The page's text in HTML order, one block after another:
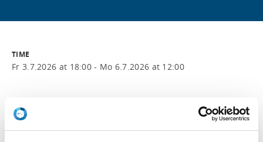
TIME
Fr 3.7.2026 at 18:00 - Mo 6.7.2026 at 12:00
Lintukoto